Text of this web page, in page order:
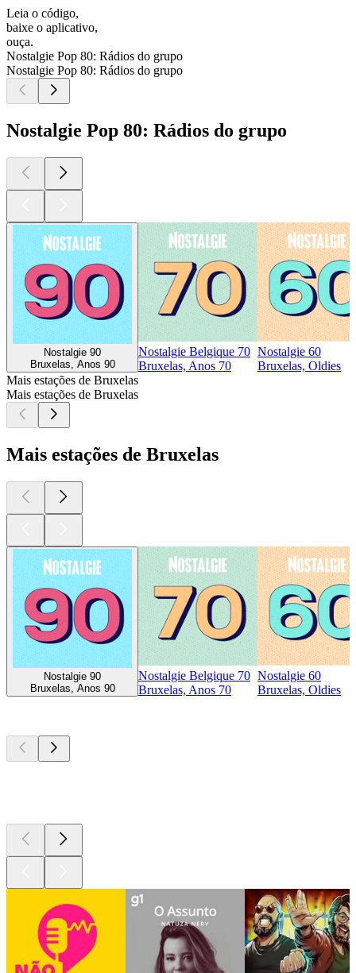
Leia o código,
baixe o aplicativo,
ouça.
Nostalgie Pop 80: Rádios do grupo
Nostalgie Pop 80: Rádios do grupo
Nostalgie Pop 80: Rádios do grupo
Nostalgie 90
Bruxelas, Anos 90
Nostalgie Belgique 70
Bruxelas, Anos 70
Nostalgie 60
Bruxelas, Oldies
Mais estações de Bruxelas
Mais estações de Bruxelas
Mais estações de Bruxelas
Nostalgie 90
Bruxelas, Anos 90
Nostalgie Belgique 70
Bruxelas, Anos 70
Nostalgie 60
Bruxelas, Oldies